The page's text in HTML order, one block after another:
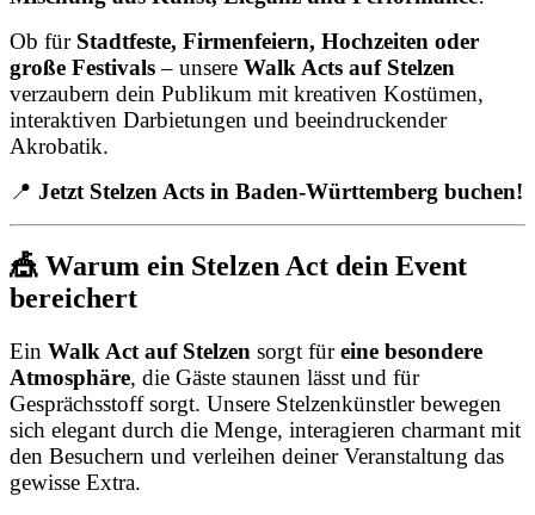
Ob für Stadtfeste, Firmenfeiern, Hochzeiten oder
große Festivals– unsere Walk Acts auf Stelzen
verzaubern dein Publikum mit kreativen Kostümen,
interaktiven Darbietungen und beeindruckender
Akrobatik.
📍 Jetzt Stelzen Acts in Baden-Württemberg buchen!
🎪 Warum ein Stelzen Act dein Event
bereichert
Ein Walk Act auf Stelzen sorgt füreine besondere
Atmosphäre, die Gäste staunen lässt und für
Gesprächsstoff sorgt. Unsere Stelzenkünstler bewegen
sich elegant durch die Menge, interagieren charmant mit
den Besuchern und verleihen deiner Veranstaltung das
gewisse Extra.